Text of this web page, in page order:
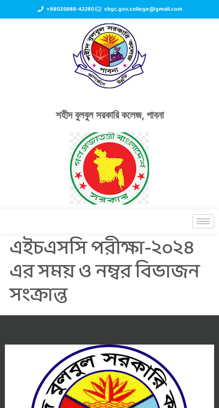
+88025888-42280 sbgc.gov.college@gmail.com
শহীদ বুলবুল সরকারি কলেজ, পাবনা
এইচএসসি পরীক্ষা-২০২৪
এর সময় ও নম্বর বিভাজন
সংক্রান্ত